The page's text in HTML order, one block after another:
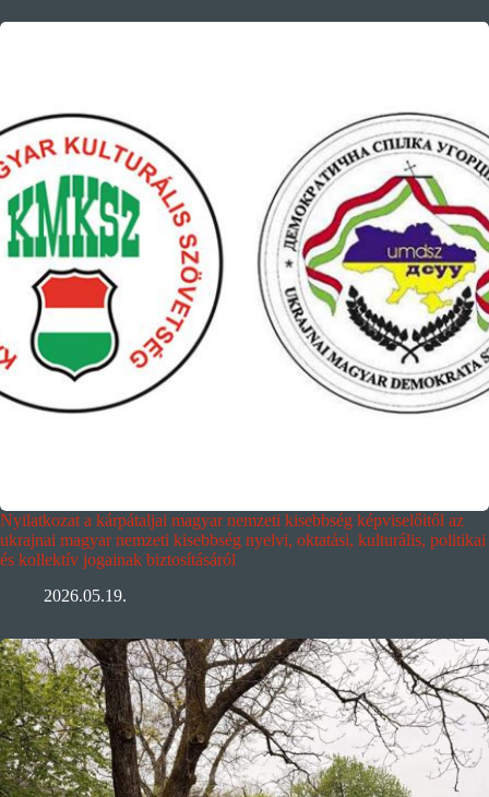
Nyilatkozat a kárpátaljai magyar nemzeti kisebbség képviselőitől az
ukrajnai magyar nemzeti kisebbség nyelvi, oktatási, kulturális, politikai
és kollektív jogainak biztosításáról
2026.05.19.